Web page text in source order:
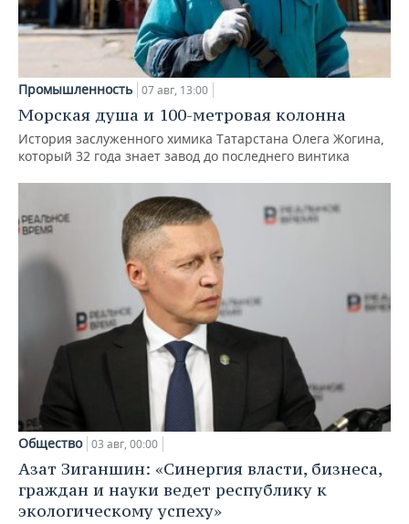
Промышленность 07 авг, 13:00
Морская душа и 100-метровая колонна
История заслуженного химика Татарстана Олега Жогина,
который 32 года знает завод до последнего винтика
Общество 03 авг, 00:00
Азат Зиганшин: «Синергия власти, бизнеса,
граждан и науки ведет республику к
экологическому успеху»